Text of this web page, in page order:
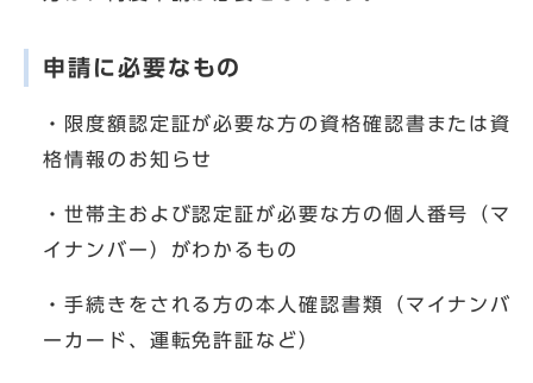
申請に必要なもの
・限度額認定証が必要な方の資格確認書または資
格情報のお知らせ
・世帯主および認定証が必要な方の個人番号（マ
イナンバー）がわかるもの
・手続きをされる方の本人確認書類（マイナンバ
ーカード、運転免許証など）